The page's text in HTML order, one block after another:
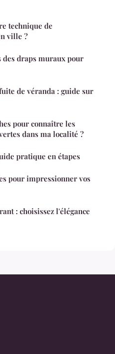
technique de
ville ?
des draps muraux pour
de véranda : guide sur
pour connaître les
dans ma localité ?
pratique en étapes
pour impressionner vos
: choisissez l'élégance